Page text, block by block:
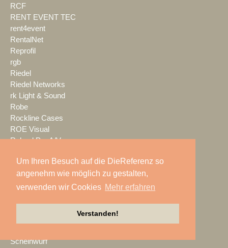
Um Ihren Besuch auf die DieReferenz so
angenehm wie möglich zu gestalten,
verwenden wir Cookies Mehr erfahren
Verstanden!
RCF
RENT EVENT TEC
rent4event
RentalNet
Reprofil
rgb
Riedel
Riedel Networks
rk Light & Sound
Robe
Rockline Cases
ROE Visual
Roland Pro A/V
RØDE
S.E.A. Vertrieb
Salzbrenner
Scheinwurf